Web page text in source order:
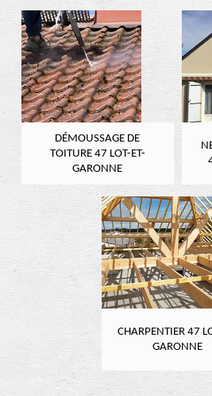
DÉMOUSSAGE DE
TOITURE 47 LOT-ET-
GARONNE
CHARPENTIER 47
GARONNE